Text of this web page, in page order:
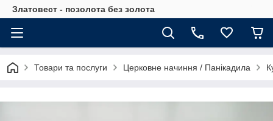
Златовест - позолота без золота
Товари та послуги Церковне начиння / Панікадила